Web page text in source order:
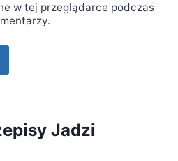
w tej przeglądarce podczas
Jadzi